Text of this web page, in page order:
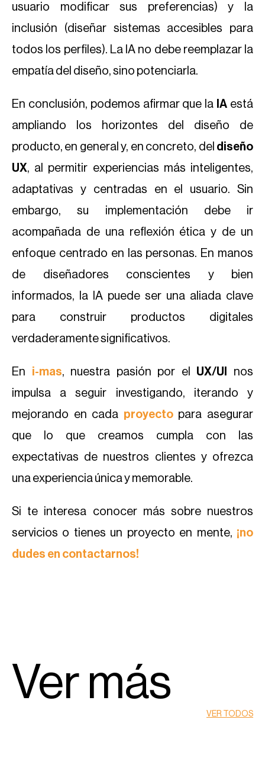
usuario modificar sus preferencias) y la
inclusión (diseñar sistemas accesibles para
todos los perfiles). La IA no debe reemplazar la
empatía del diseño, sino potenciarla.
En conclusión, podemos afirmar que la IA está
ampliando los horizontes del diseño de
producto, en general y, en concreto, del diseño
UX, al permitir experiencias más inteligentes,
adaptativas y centradas en el usuario. Sin
embargo, su implementación debe ir
acompañada de una reflexión ética y de un
enfoque centrado en las personas. En manos
de diseñadores conscientes y bien
informados, la IA puede ser una aliada clave
para construir productos digitales
verdaderamente significativos.
En i-mas, nuestra pasión por el UX/UI
nos
impulsa a seguir investigando, iterando y
mejorando en cada proyecto para asegurar
que lo que creamos cumpla con las
expectativas de nuestros clientes y ofrezca
una experiencia única y memorable.
Si te interesa conocer más sobre nuestros
servicios o tienes un proyecto en mente, ¡no
dudes en contactarnos!
Ver más
VER TODOS